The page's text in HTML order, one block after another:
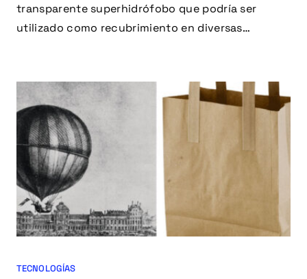
transparente superhidrófobo que podría ser
utilizado como recubrimiento en diversas
TECNOLOGÍAS